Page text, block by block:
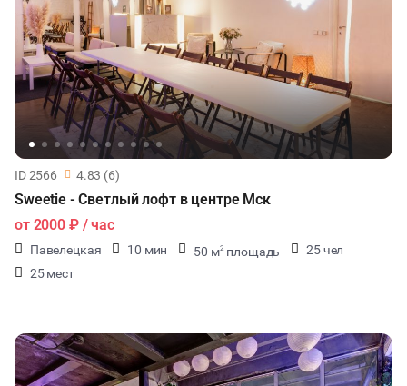
ID 2566 4.83 (6)
Sweetie - Светлый лофт в центре Мск
от 2000 ₽/ час
Павелецкая 10 мин 50 м2 площадь
25 чел
25 мест